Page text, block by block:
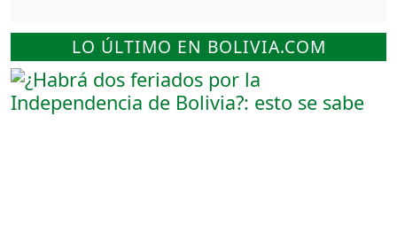
LO ÚLTIMO EN BOLIVIA.COM